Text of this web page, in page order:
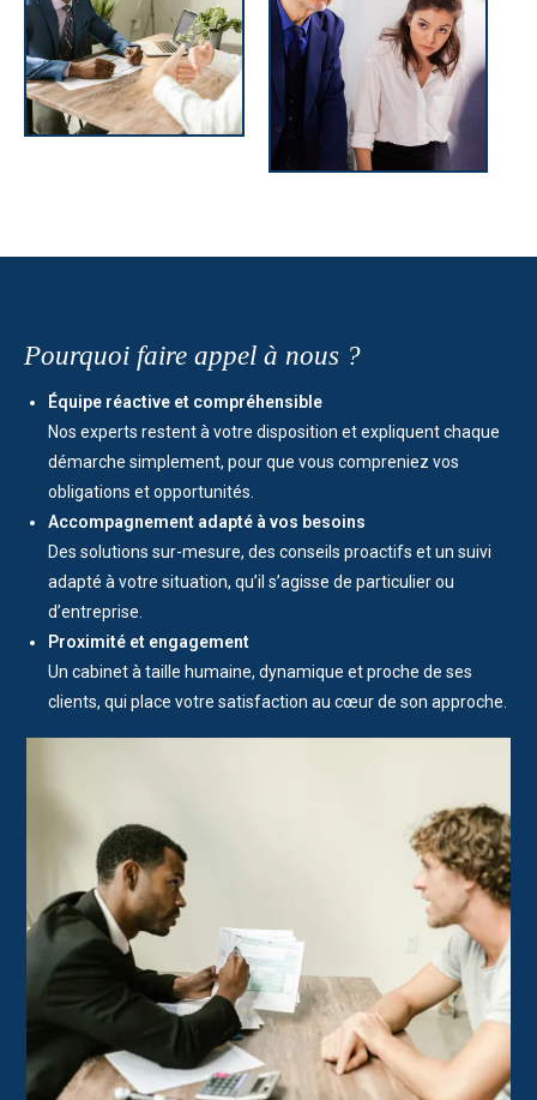
Pourquoi faire appel à nous ?
Équipe réactive et compréhensible
Nos experts restent à votre disposition et expliquent chaque
démarche simplement, pour que vous compreniez vos
obligations et opportunités.
Accompagnement adapté à vos besoins
Des solutions sur-mesure, des conseils proactifs et un suivi
adapté à votre situation, qu’il s’agisse de particulier ou
d’entreprise.
Proximité et engagement
Un cabinet à taille humaine, dynamique et proche de ses
clients, qui place votre satisfaction au cœur de son approche.